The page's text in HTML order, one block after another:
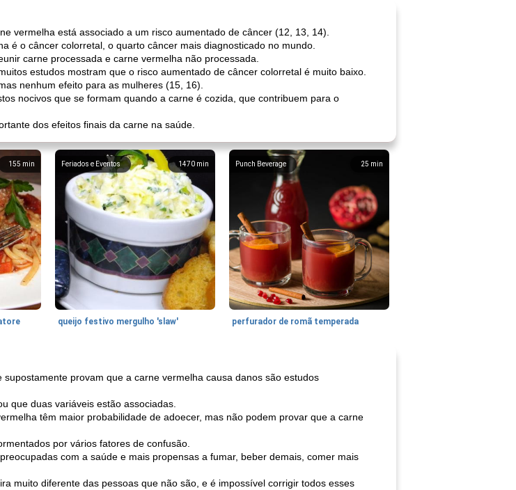
vermelha está associado a um risco aumentado de câncer (12, 13, 14).
é o câncer colorretal, o quarto câncer mais diagnosticado no mundo.
carne processada e carne vermelha não processada.
estudos mostram que o risco aumentado de câncer colorretal é muito baixo.
nenhum efeito para as mulheres (15, 16).
nocivos que se formam quando a carne é cozida, que contribuem para o
dos efeitos finais da carne na saúde.
155 min 1470 min
Feriados e Eventos
queijo festivo mergulho 'slaw'
25 min
Punch Beverage
perfurador de romã temperada
provam que a carne vermelha causa danos são estudos
que duas variáveis ​​estão associadas.
têm maior probabilidade de adoecer, mas não podem provar que a carne
por vários fatores de confusão.
com a saúde e mais propensas a fumar, beber demais, comer mais
muito diferente das pessoas que não são, e é impossível corrigir todos esses